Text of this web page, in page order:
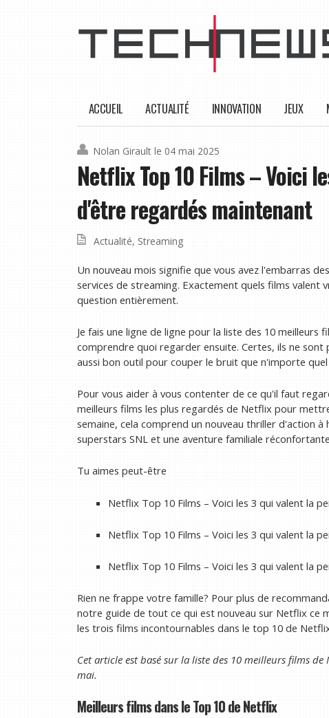
ACCUEIL ACTUALITÉ INNOVATION JEUX
Nolan Girault le 04 mai 2025
Netflix Top 10 Films – Voici
d'être regardés maintenant
Actualité, Streaming
Un nouveau mois signifie que vous avez l'embarras
services de streaming. Exactement quels films valent
question entièrement.
Je fais une ligne de ligne pour la liste des 10
comprendre quoi regarder ensuite. Certes, ils ne
aussi bon outil pour couper le bruit que n'importe
Pour vous aider à vous contenter de ce qu'il faut
meilleurs films les plus regardés de Netflix pour
semaine, cela comprend un nouveau thriller d'action
superstars SNL et une aventure familiale
Tu aimes peut-être
Netflix Top 10 Films – Voici les 3 qui valent la
Netflix Top 10 Films – Voici les 3 qui valent la
Netflix Top 10 Films – Voici les 3 qui valent la
Rien ne frappe votre famille? Pour plus de
notre guide de tout ce qui est nouveau sur Netflix ce
les trois films incontournables dans le top 10 de
Cet article est basé sur la liste des 10 meilleurs films
mai.
Meilleurs films dans le Top 10 de Netflix